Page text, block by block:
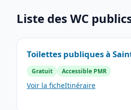
Liste des WC
Toilettes publiques à
Gratuit Accessible PMR
Voir la ficheItinéraire